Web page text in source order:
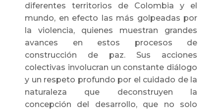
diferentes territorios de Colombia y el
mundo, en efecto las más golpeadas por
la violencia, quienes muestran grandes
avances en estos procesos de
construcción de paz. Sus acciones
colectivas involucran un constante diálogo
y un respeto profundo por el cuidado de la
naturaleza que deconstruyen la
concepción del desarrollo, que no solo